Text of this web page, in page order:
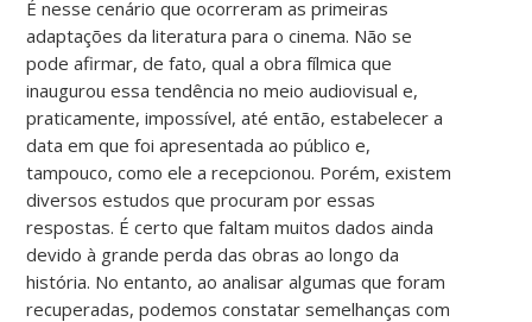
É nesse cenário que ocorreram as primeiras
adaptações da literatura para o cinema. Não se
pode afirmar, de fato, qual a obra fílmica que
inaugurou essa tendência no meio audiovisual e,
praticamente, impossível, até então, estabelecer a
data em que foi apresentada ao público e,
tampouco, como ele a recepcionou. Porém, existem
diversos estudos que procuram por essas
respostas. É certo que faltam muitos dados ainda
devido à grande perda das obras ao longo da
história. No entanto, ao analisar algumas que foram
recuperadas, podemos constatar semelhanças com